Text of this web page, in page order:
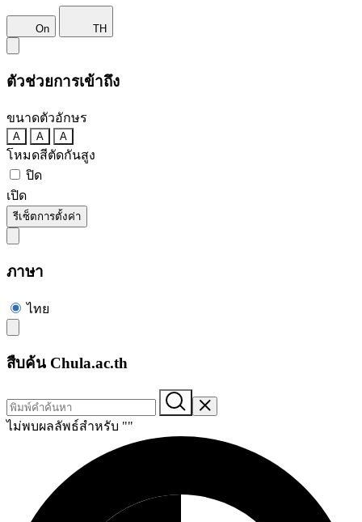
On TH
ตัวช่วยการเข้าถึง
ขนาดตัวอักษร
A A A
โหมดสีตัดกันสูง
ปิด
เปิด
รีเซ็ตการตั้งค่า
ภาษา
ไทย
สืบค้น Chula.ac.th
ไม่พบผลลัพธ์สำหรับ ""